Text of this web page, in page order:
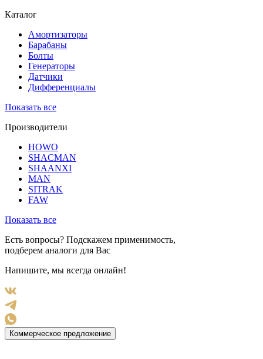
Каталог
Амортизаторы
Барабаны
Болты
Генераторы
Датчики
Дифференциалы
Показать все
Производители
HOWO
SHACMAN
SHAANXI
MAN
SITRAK
FAW
Показать все
Есть вопросы? Подскажем применимость,
подберем аналоги для Вас
Напишите, мы всегда онлайн!
Коммерческое предложение